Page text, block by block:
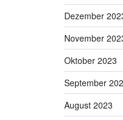
Dezember
November
Oktober 2023
September
August 2023